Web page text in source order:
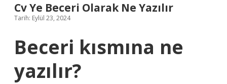
Cv Ye Beceri Olarak Ne Yazılır
Tarih: Eylül 23, 2024
Beceri kısmına ne
yazılır?